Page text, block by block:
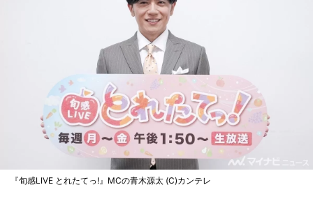
『旬感LIVE とれたてっ!』MCの青木源太 (C)カンテレ